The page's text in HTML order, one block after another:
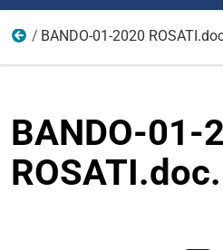
modulistica borse 2020
BANDO-01-2020
BANDO-01-